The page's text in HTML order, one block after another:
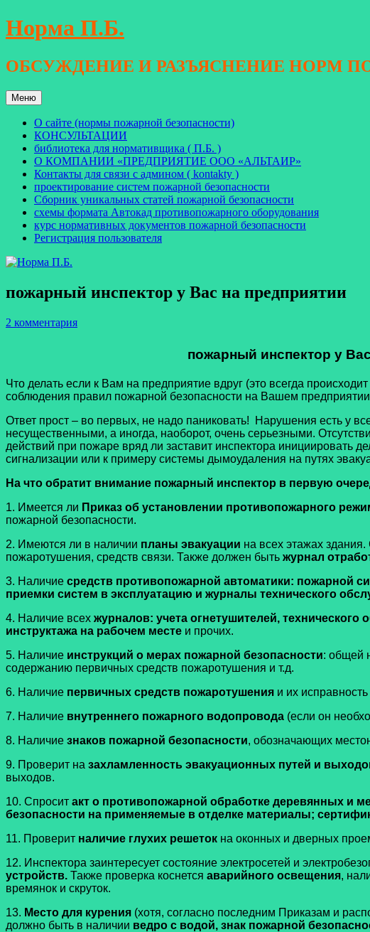
Перейти
к
Норма П.Б.
ОБСУЖДЕНИЕ И РАЗЪЯСНЕНИЕ НОРМ
Меню
О сайте (нормы пожарной безопасности)
КОНСУЛЬТАЦИИ
библиотека для нормативщика ( П.Б. )
О КОМПАНИИ «ПРЕДПРИЯТИЕ ООО «АЛЬТАИР»
Контакты для связи с админом ( kontakty )
проектирование систем пожарной безопасности
Сборник уникальных статей пожарной безопасности
схемы формата Автокад противопожарного оборудования
курс нормативных документов пожарной безопасности
Регистрация пользователя
пожарный инспектор у Вас на предприятии
2 комментария
пожарный инспектор у
Что делать если к Вам на предприятие вдруг (это всегда
соблюдения правил пожарной безопасности на Вашем
Ответ прост – во первых, не надо паниковать! Нарушения есть у
несущественными, а иногда, наоборот, очень серьезными.
действий при пожаре вряд ли заставит инспектора инициировать
сигнализации или к примеру системы дымоудаления на путях
На что обратит внимание пожарный инспектор в первую
1. Имеется ли Приказ об установлении противопожарного
пожарной безопасности.
2. Имеются ли в наличии планы эвакуации на всех этажах
пожаротушения, средств связи. Также должен быть журнал
3. Наличие средств противопожарной автоматики: пожарной
приемки систем в эксплуатацию и журналы технического
4. Наличие всех журналов: учета огнетушителей,
инструктажа на рабочем месте и прочих.
5. Наличие инструкций о мерах пожарной безопасности: общей
содержанию первичных средств пожаротушения и т.д.
6. Наличие первичных средств пожаротушения и их
7. Наличие внутреннего пожарного водопровода (если он
8. Наличие знаков пожарной безопасности, обозначающих
9. Проверит на захламленность эвакуационных путей и
выходов.
10. Спросит акт о противопожарной обработке деревянных и
безопасности на применяемые в отделке материалы;
11. Проверит наличие глухих решеток на оконных и дверных
12. Инспектора заинтересует состояние электросетей и
устройств. Также проверка коснется аварийного освещения,
времянок и скруток.
13. Место для курения (хотя, согласно последним Приказам и
должно быть в наличии ведро с водой, знак пожарной